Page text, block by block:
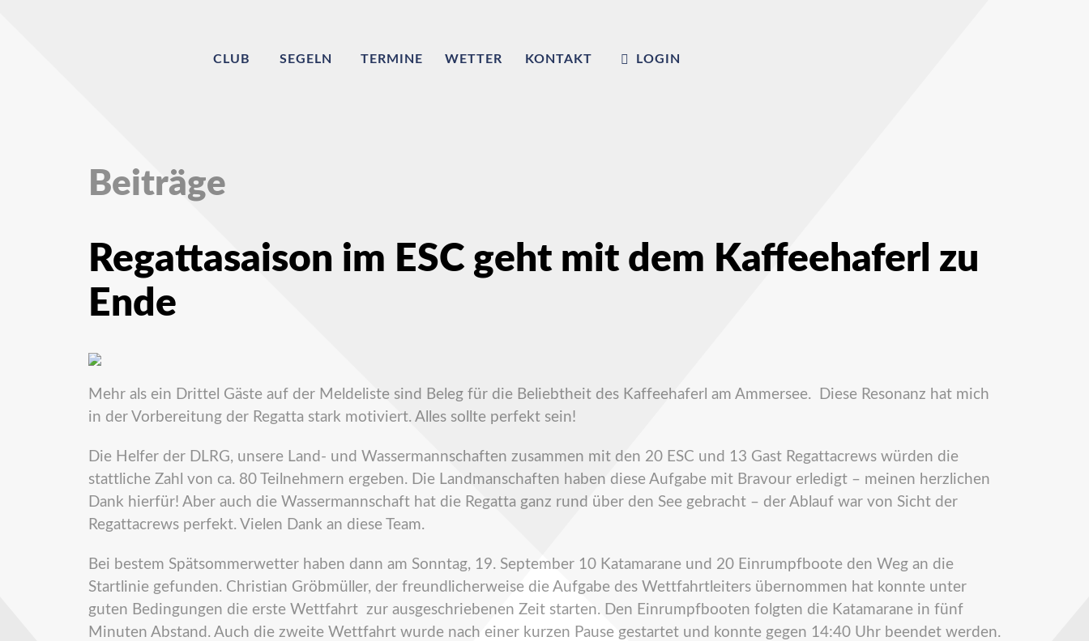
CLUB SEGELN TERMINE WETTER KONTAKT LOGIN
Beiträge
Regattasaison im ESC geht mit dem Kaffeehaferl zu
Ende
Mehr als ein Drittel Gäste auf der Meldeliste sind Beleg für die Beliebtheit des Kaffeehaferl am Ammersee. Diese Resonanz hat mich
in der Vorbereitung der Regatta stark motiviert. Alles sollte perfekt sein!
Die Helfer der DLRG, unsere Land- und Wassermannschaften zusammen mit den 20 ESC und 13 Gast Regattacrews würden die
stattliche Zahl von ca. 80 Teilnehmern ergeben. Die Landmanschaften haben diese Aufgabe mit Bravour erledigt – meinen herzlichen
Dank hierfür! Aber auch die Wassermannschaft hat die Regatta ganz rund über den See gebracht – der Ablauf war von Sicht der
Regattacrews perfekt. Vielen Dank an diese Team.
Bei bestem Spätsommerwetter haben dann am Sonntag, 19. September 10 Katamarane und 20 Einrumpfboote den Weg an die
Startlinie gefunden. Christian Gröbmüller, der freundlicherweise die Aufgabe des Wettfahrtleiters übernommen hat konnte unter
guten Bedingungen die erste Wettfahrt zur ausgeschriebenen Zeit starten. Den Einrumpfbooten folgten die Katamarane in fünf
Minuten Abstand. Auch die zweite Wettfahrt wurde nach einer kurzen Pause gestartet und konnte gegen 14:40 Uhr beendet werden.